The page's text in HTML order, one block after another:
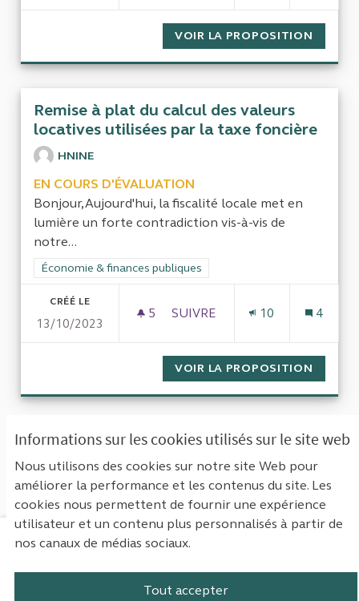
Informations sur les cookies utilisés sur le site web
Nous utilisons des cookies sur notre site Web pour
améliorer la performance et les contenus du site. Les
cookies nous permettent de fournir une expérience
utilisateur et un contenu plus personnalisés à partir de
nos canaux de médias sociaux.
Tout accepter
VOIR LA PROPOSITION
Remise à plat du calcul des valeurs
locatives utilisées par la taxe foncière
HNINE
EN COURS D'ÉVALUATION
Bonjour,Aujourd'hui, la fiscalité locale met en
lumière un forte contradiction vis-à-vis de
notre...
Filtrer les résultats de la catégorie : Économie & finances
Économie & finances publiques
CRÉÉ LE
13/10/2023
5 5 ABONNÉS
SUIVRE
10 4
VOIR LA PROPOSITION
« Première ‹ Précédent
Suivant ›
Dernière »
Voir toutes les propositions retirées
Mentions légales
Paramètres des cookies